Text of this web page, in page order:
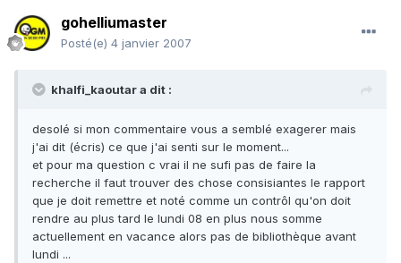
gohelliumaster
Posté(e) 4 janvier 2007
khalfi_kaoutar a dit :
desolé si mon commentaire vous a semblé exagerer mais
j'ai dit (écris) ce que j'ai senti sur le moment...
et pour ma question c vrai il ne sufi pas de faire la
recherche il faut trouver des chose consisiantes le rapport
que je doit remettre et noté comme un contrôl qu'on doit
rendre au plus tard le lundi 08 en plus nous somme
actuellement en vacance alors pas de bibliothèque avant
lundi ...